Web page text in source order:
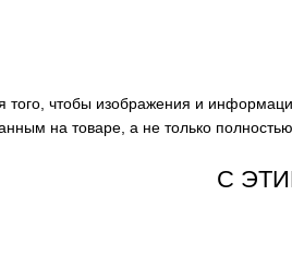
чтобы изображения и
на товаре, а не только
С